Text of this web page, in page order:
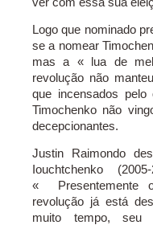
Logo que nominado
se a nomear
mas a « lua de
revolução não
que incensados pelo
Timochenko não
decepcionantes.
Justin Raimondo
Iouchtchenko
« Presentemente
revolução já está
muito tempo,